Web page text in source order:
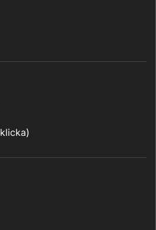
klicka)